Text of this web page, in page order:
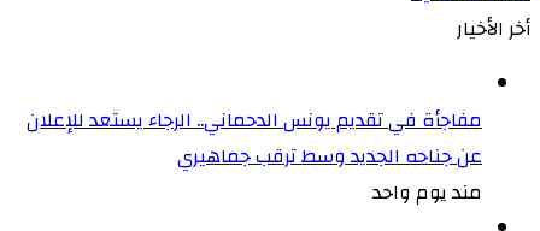
أخر الأخيار
مفاجأة في تقديم يونس الدحماني.. الرجاء يستعد للإعلان
عن جناحه الجديد وسط ترقب جماهيري
مند يوم واحد